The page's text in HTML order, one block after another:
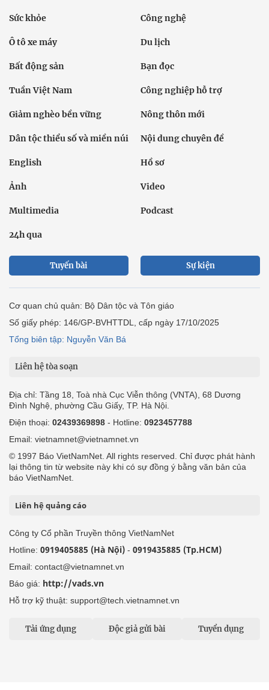
Sức khỏe Công nghệ
Ô tô xe máy Du lịch
Bất động sản Bạn đọc
Tuần Việt Nam Công nghiệp hỗ trợ
Giảm nghèo bền vững Nông thôn mới
Dân tộc thiểu số và miền núi Nội dung chuyên đề
English Hồ sơ
Ảnh Video
Multimedia Podcast
24h qua
Tuyến bài Sự kiện
Cơ quan chủ quản: Bộ Dân tộc và Tôn giáo
Số giấy phép: 146/GP-BVHTTDL, cấp ngày 17/10/2025
Tổng biên tập: Nguyễn Văn Bá
Liên hệ tòa soạn
Địa chỉ: Tầng 18, Toà nhà Cục Viễn thông (VNTA), 68 Dương
Đình Nghệ, phường Cầu Giấy, TP. Hà Nội.
Điện thoại: 02439369898 - Hotline: 0923457788
Email: vietnamnet@vietnamnet.vn
© 1997 Báo VietNamNet. All rights reserved. Chỉ được phát hành
lại thông tin từ website này khi có sự đồng ý bằng văn bản của
báo VietNamNet.
Liên hệ quảng cáo
Công ty Cổ phần Truyền thông VietNamNet
Hotline: 0919405885 (Hà Nội) - 0919435885 (Tp.HCM)
Email: contact@vietnamnet.vn
Báo giá: http://vads.vn
Hỗ trợ kỹ thuật: support@tech.vietnamnet.vn
Tải ứng dụng Độc giả gửi bài Tuyển dụng